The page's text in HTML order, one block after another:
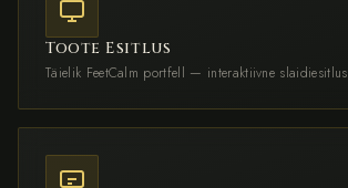
Toote Esitlus
Täielik FeetCalm portfell — interaktiivne slaidiesitlus